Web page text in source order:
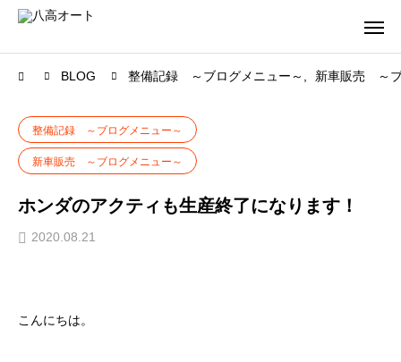
BLOG 整備記録 ～ブログメニュー～ 新車販売 ～
整備記録 ～ブログメニュー～
新車販売 ～ブログメニュー～
ホンダのアクティも生産終了になります！
2020.08.21
こんにちは。